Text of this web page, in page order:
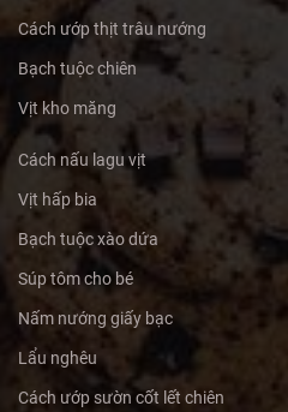
Cách ướp thịt trâu nướng
Bạch tuộc chiên
Vịt kho măng
Cách nấu lagu vịt
Vịt hấp bia
Bạch tuộc xào dứa
Súp tôm cho bé
Nấm nướng giấy bạc
Lẩu nghêu
Cách ướp sườn cốt lết chiên